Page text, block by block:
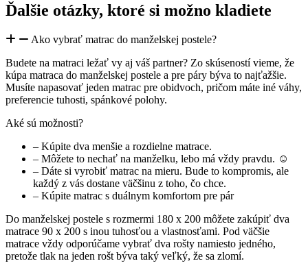
Ďalšie otázky, ktoré si možno kladiete
Ako vybrať matrac do manželskej postele?
Budete na matraci ležať vy aj váš partner? Zo skúseností vieme, že
kúpa matraca do manželskej postele a pre páry býva to najťažšie.
Musíte napasovať jeden matrac pre obidvoch, pričom máte iné váhy,
preferencie tuhosti, spánkové polohy.
Aké sú možnosti?
– Kúpite dva menšie a rozdielne matrace.
– Môžete to nechať na manželku, lebo má vždy pravdu. ☺
– Dáte si vyrobiť matrac na mieru. Bude to kompromis, ale
každý z vás dostane väčšinu z toho, čo chce.
– Kúpite matrac s duálnym komfortom pre pár
Do manželskej postele s rozmermi 180 x 200 môžete zakúpiť dva
matrace 90 x 200 s inou tuhosťou a vlastnosťami. Pod väčšie
matrace vždy odporúčame vybrať dva rošty namiesto jedného,
pretože tlak na jeden rošt býva taký veľký, že sa zlomí.